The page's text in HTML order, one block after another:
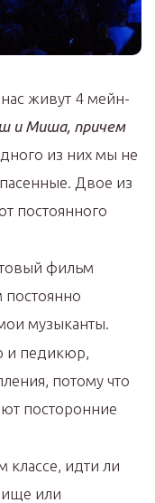
живут 4 мейн-
и Миша, причем
из них мы не
Двое из
постоянного
фильм
постоянно
музыканты.
и педикюр,
потому что
посторонние
классе, идти ли
или